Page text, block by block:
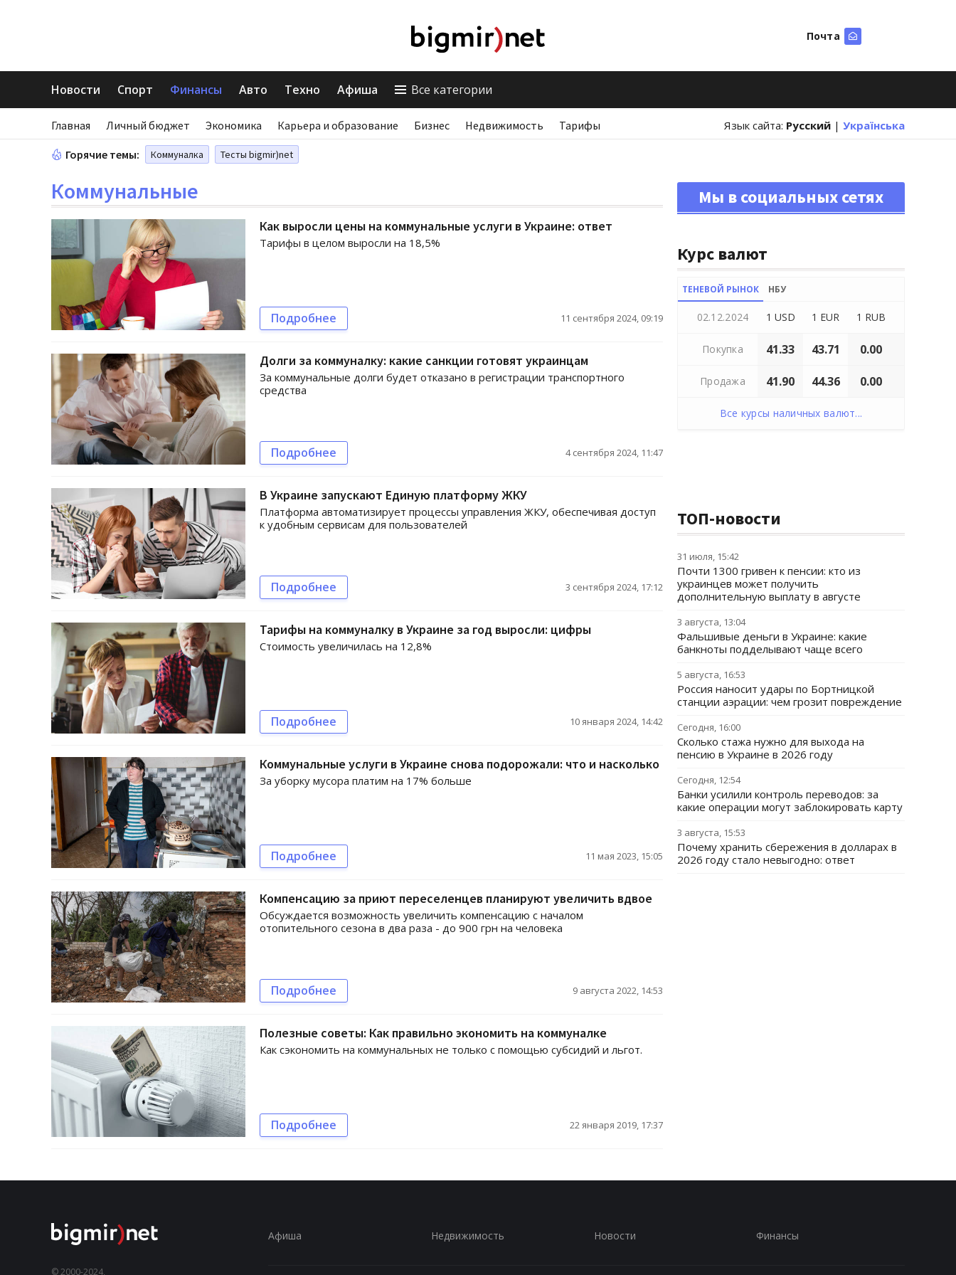
Почта
Новости Спорт Финансы Авто Техно Афиша Все категории
Главная Личный бюджет Экономика Карьера и образование Бизнес Недвижимость Тарифы Язык сайта: Русский | Українська
Горячие темы: Коммуналка Тесты bigmir)net
Коммунальные
Как выросли цены на коммунальные услуги в Украине: ответ
Тарифы в целом выросли на 18,5%
Подробнее 11 сентября 2024, 09:19
Долги за коммуналку: какие санкции готовят украинцам
За коммунальные долги будет отказано в регистрации транспортного
средства
Подробнее 4 сентября 2024, 11:47
В Украине запускают Единую платформу ЖКУ
Платформа автоматизирует процессы управления ЖКУ, обеспечивая доступ
к удобным сервисам для пользователей
Подробнее 3 сентября 2024, 17:12
Тарифы на коммуналку в Украине за год выросли: цифры
Стоимость увеличилась на 12,8%
Подробнее 10 января 2024, 14:42
Коммунальные услуги в Украине снова подорожали: что и насколько
За уборку мусора платим на 17% больше
Подробнее 11 мая 2023, 15:05
Компенсацию за приют переселенцев планируют увеличить вдвое
Обсуждается возможность увеличить компенсацию с началом
отопительного сезона в два раза - до 900 грн на человека
Подробнее 9 августа 2022, 14:53
Полезные советы: Как правильно экономить на коммуналке
Как сэкономить на коммунальных не только с помощью субсидий и льгот.
Подробнее 22 января 2019, 17:37
Мы в социальных сетях
Курс валют
ТЕНЕВОЙ РЫНОК НБУ
02.12.2024 1 USD 1 EUR 1 RUB
Покупка 41.33 43.71 0.00
Продажа 41.90 44.36 0.00
Все курсы наличных валют...
ТОП-новости
31 июля, 15:42
Почти 1300 гривен к пенсии: кто из
украинцев может получить
дополнительную выплату в августе
3 августа, 13:04
Фальшивые деньги в Украине: какие
банкноты подделывают чаще всего
5 августа, 16:53
Россия наносит удары по Бортницкой
станции аэрации: чем грозит повреждение
Сегодня, 16:00
Сколько стажа нужно для выхода на
пенсию в Украине в 2026 году
Сегодня, 12:54
Банки усилили контроль переводов: за
какие операции могут заблокировать карту
3 августа, 15:53
Почему хранить сбережения в долларах в
2026 году стало невыгодно: ответ
© 2000-2024,
Афиша Недвижимость Новости Финансы